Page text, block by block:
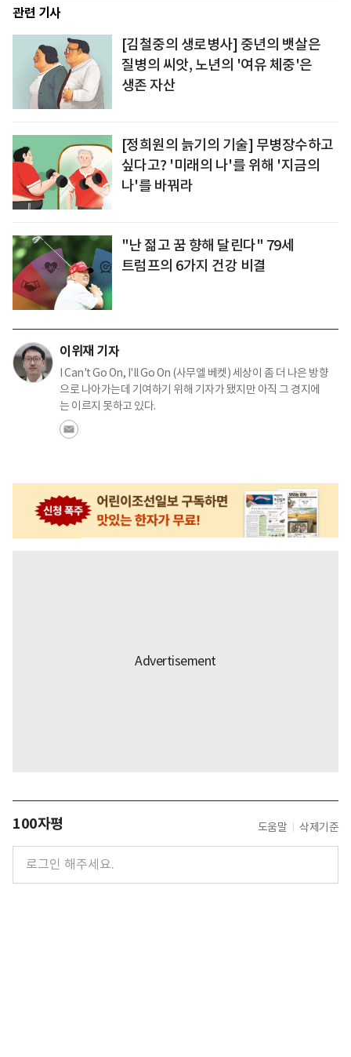
관련 기사
[김철중의 생로병사] 중년의 뱃살은
질병의 씨앗, 노년의 '여유 체중'은
생존 자산
[정희원의 늙기의 기술] 무병장수하고
싶다고? '미래의 나'를 위해 '지금의
나'를 바꿔라
"난 젊고 꿈 향해 달린다" 79세
트럼프의 6가지 건강 비결
이위재 기자
I Can't Go On, I'll Go On (사무엘 베켓) 세상이 좀 더 나은 방향
으로 나아가는데 기여하기 위해 기자가 됐지만 아직 그 경지에
는 이르지 못하고 있다.
100자평 도움말 삭제기준